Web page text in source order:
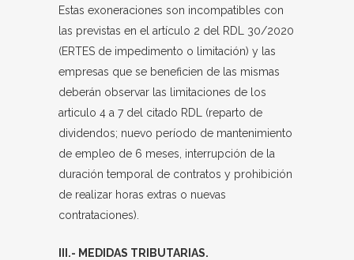
Estas exoneraciones son incompatibles con
las previstas en el artículo 2 del RDL 30/2020
(ERTES de impedimento o limitación) y las
empresas que se beneficien de las mismas
deberán observar las limitaciones de los
articulo 4 a 7 del citado RDL (reparto de
dividendos; nuevo período de mantenimiento
de empleo de 6 meses, interrupción de la
duración temporal de contratos y prohibición
de realizar horas extras o nuevas
contrataciones).
III.- MEDIDAS TRIBUTARIAS.